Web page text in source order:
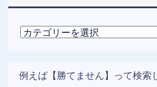
カ
ー
例えば【勝てません】って検索